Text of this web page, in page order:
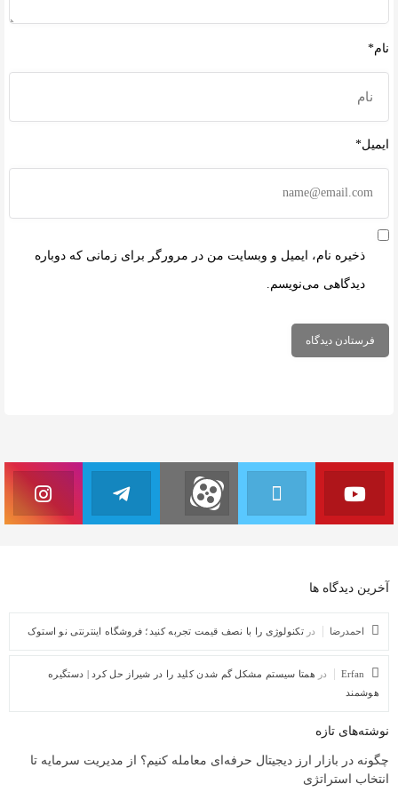
نام*
ایمیل*
ذخیره نام، ایمیل و وبسایت من در مرورگر برای زمانی که دوباره
دیدگاهی می‌نویسم.
آخرین دیدگاه ها
احمدرضا در تکنولوژی را با نصف قیمت تجربه کنید؛ فروشگاه اینترنتی نو استوک
Erfan در همتا سیستم مشکل گم شدن کلید را در شیراز حل کرد | دستگیره
هوشمند
نوشته‌های تازه
چگونه در بازار ارز دیجیتال حرفه‌ای معامله کنیم؟ از مدیریت سرمایه تا
انتخاب استراتژی